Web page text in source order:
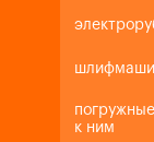
к ним